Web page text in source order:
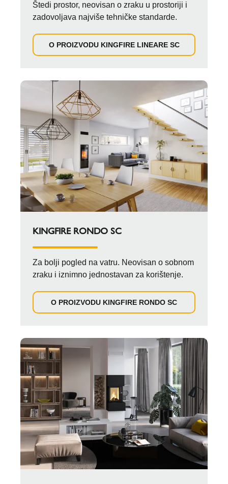
Štedi prostor, neovisan o zraku u prostoriji i
zadovoljava najviše tehničke standarde.
O PROIZVODU KINGFIRE LINEARE SC
KINGFIRE RONDO SC
Za bolji pogled na vatru. Neovisan o sobnom
zraku i iznimno jednostavan za korištenje.
O PROIZVODU KINGFIRE RONDO SC